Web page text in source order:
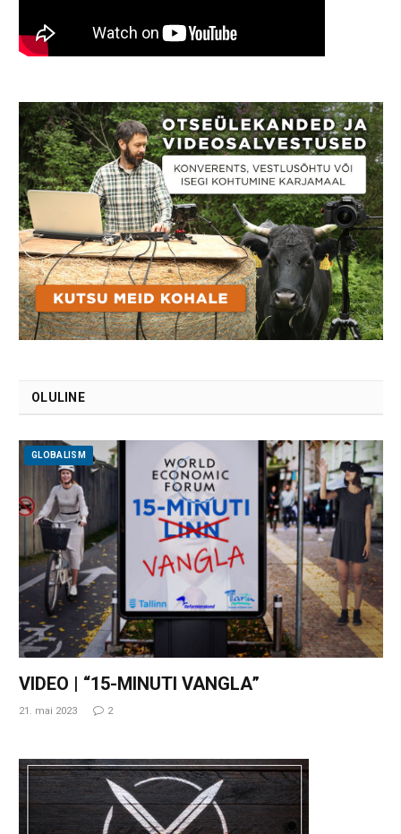
OLULINE
GLOBALISM
VIDEO | “15-MINUTI VANGLA”
21. mai 2023 2